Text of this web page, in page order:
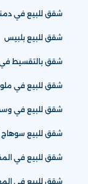
شقق للبيع في
شقق للبيع بلبيس
شقق بالتقسيط في
شقق للبيع في
شقق للبيع في وسط
شقق للبيع سوهاج
شقق للبيع في
شقق للبيع في